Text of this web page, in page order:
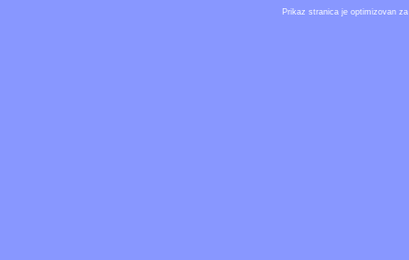
Prikaz stranica je optimizovan